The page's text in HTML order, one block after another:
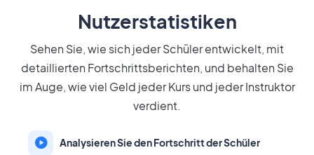
Nutzerstatistiken
Sehen Sie, wie sich jeder Schüler entwickelt, mit
detaillierten Fortschrittsberichten, und behalten Sie
im Auge, wie viel Geld jeder Kurs und jeder Instruktor
verdient.
Analysieren Sie den Fortschritt der Schüler